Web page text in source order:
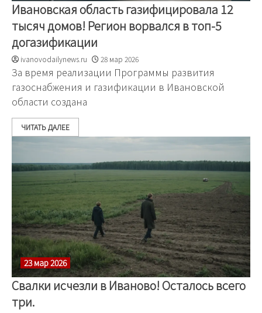
Ивановская область газифицировала 12
тысяч домов! Регион ворвался в топ-5
догазификации
ivanovodailynews.ru 28 мар 2026
За время реализации Программы развития
газоснабжения и газификации в Ивановской
области создана
ЧИТАТЬ ДАЛЕЕ
23 мар 2026
Свалки исчезли в Иваново! Осталось всего
три.